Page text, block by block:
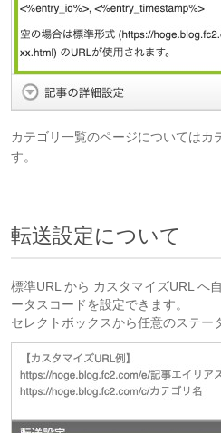
カテゴリ一覧のページについてはカ
す。
転送設定について
標準URL から カスタマイズURL へ
ータスコードを設定できます。
セレクトボックスから任意のステー